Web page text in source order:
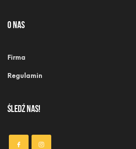
o nas
Firma
Regulamin
ŚLEDŹ NAS!